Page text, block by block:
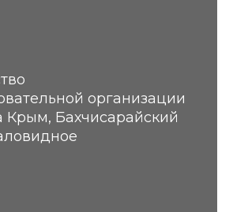
организации
Крым, Бахчисарайский